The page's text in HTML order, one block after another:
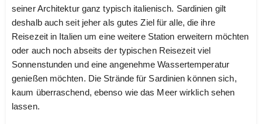
seiner Architektur ganz typisch italienisch. Sardinien gilt
deshalb auch seit jeher als gutes Ziel für alle, die ihre
Reisezeit in Italien um eine weitere Station erweitern möchten
oder auch noch abseits der typischen Reisezeit viel
Sonnenstunden und eine angenehme Wassertemperatur
genießen möchten. Die Strände für Sardinien können sich,
kaum überraschend, ebenso wie das Meer wirklich sehen
lassen.